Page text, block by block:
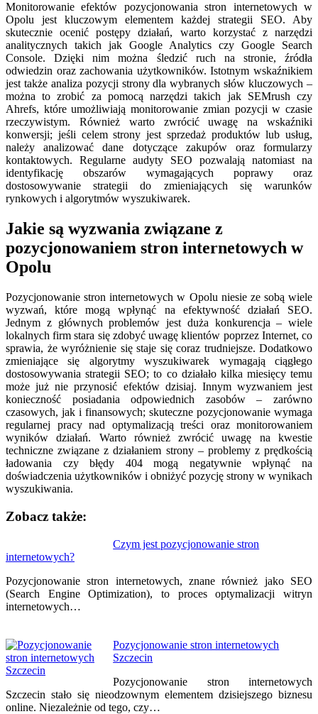
Monitorowanie efektów pozycjonowania stron internetowych w
Opolu jest kluczowym elementem każdej strategii SEO. Aby
skutecznie ocenić postępy działań, warto korzystać z narzędzi
analitycznych takich jak Google Analytics czy Google Search
Console. Dzięki nim można śledzić ruch na stronie, źródła
odwiedzin oraz zachowania użytkowników. Istotnym wskaźnikiem
jest także analiza pozycji strony dla wybranych słów kluczowych –
można to zrobić za pomocą narzędzi takich jak SEMrush czy
Ahrefs, które umożliwiają monitorowanie zmian pozycji w czasie
rzeczywistym. Również warto zwrócić uwagę na wskaźniki
konwersji; jeśli celem strony jest sprzedaż produktów lub usług,
należy analizować dane dotyczące zakupów oraz formularzy
kontaktowych. Regularne audyty SEO pozwalają natomiast na
identyfikację obszarów wymagających poprawy oraz
dostosowywanie strategii do zmieniających się warunków
rynkowych i algorytmów wyszukiwarek.
Jakie są wyzwania związane z
pozycjonowaniem stron internetowych w
Opolu
Pozycjonowanie stron internetowych w Opolu niesie ze sobą wiele
wyzwań, które mogą wpłynąć na efektywność działań SEO.
Jednym z głównych problemów jest duża konkurencja – wiele
lokalnych firm stara się zdobyć uwagę klientów poprzez Internet, co
sprawia, że wyróżnienie się staje się coraz trudniejsze. Dodatkowo
zmieniające się algorytmy wyszukiwarek wymagają ciągłego
dostosowywania strategii SEO; to co działało kilka miesięcy temu
może już nie przynosić efektów dzisiaj. Innym wyzwaniem jest
konieczność posiadania odpowiednich zasobów – zarówno
czasowych, jak i finansowych; skuteczne pozycjonowanie wymaga
regularnej pracy nad optymalizacją treści oraz monitorowaniem
wyników działań. Warto również zwrócić uwagę na kwestie
techniczne związane z działaniem strony – problemy z prędkością
ładowania czy błędy 404 mogą negatywnie wpłynąć na
doświadczenia użytkowników i obniżyć pozycję strony w wynikach
wyszukiwania.
Zobacz także:
Czym jest pozycjonowanie stron
internetowych?
Pozycjonowanie stron internetowych, znane również jako SEO
(Search Engine Optimization), to proces optymalizacji witryn
internetowych…
Pozycjonowanie stron internetowych
Szczecin
Pozycjonowanie stron internetowych
Szczecin stało się nieodzownym elementem dzisiejszego biznesu
online. Niezależnie od tego, czy…
wpisu